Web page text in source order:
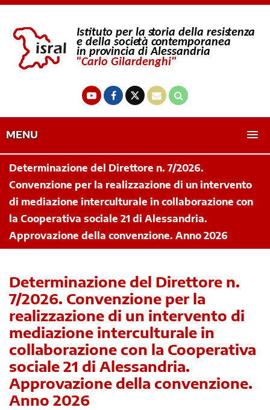
MENU
Determinazione del Direttore n. 7/2026.
Convenzione per la realizzazione di un intervento
di mediazione interculturale in collaborazione con
la Cooperativa sociale 21 di Alessandria.
Approvazione della convenzione. Anno 2026
Determinazione del Direttore n.
7/2026. Convenzione per la
realizzazione di un intervento di
mediazione interculturale in
collaborazione con la Cooperativa
sociale 21 di Alessandria.
Approvazione della convenzione.
Anno 2026